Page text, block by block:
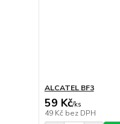
ALCATEL BF3
59 Kč/ks
49 Kč bez DPH